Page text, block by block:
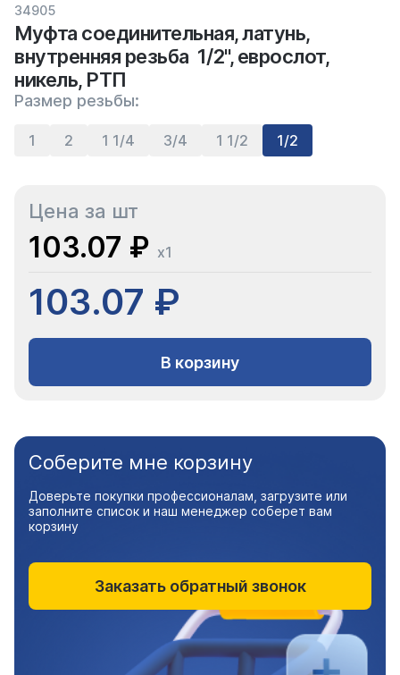
34905
Муфта соединительная, латунь,
внутренняя резьба 1/2", еврослот,
никель, РТП
Размер резьбы:
1 2 1 1/4 3/4 1 1/2 1/2
Цена за шт
103.07 ₽ x1
103.07 ₽
В корзину
Соберите мне корзину
Доверьте покупки профессионалам, загрузите или
заполните список и наш менеджер соберет вам
корзину
Заказать обратный звонок